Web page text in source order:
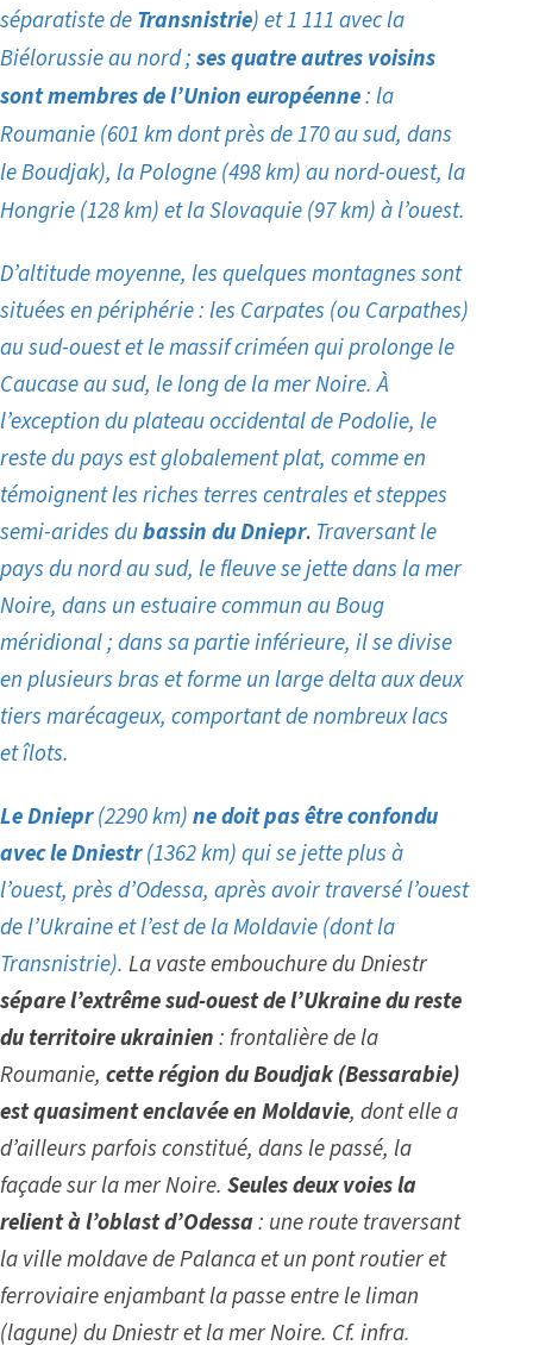
séparatiste deTransnistrie) et 1 111 avec la
Biélorussie au nord ;ses quatre autres voisins
sont membres de l’Union européenne: la
Roumanie (601 km dont près de 170 au sud, dans
le Boudjak), la Pologne (498 km)au nord-ouest, la
Hongrie (128 km) et la Slovaquie (97 km) à l’ouest.
D’altitude moyenne, les quelques montagnes sont
situées en périphérie : les Carpates (ou Carpathes)
au sud-ouest et le massif criméen qui prolonge le
Caucase au sud, le long de la mer Noire. À
l’exception du plateau occidental de Podolie, le
reste du pays est globalement plat, comme en
témoignent les riches terres centrales et steppes
semi-arides dubassin du Dniepr. Traversant le
pays du nord au sud, le fleuve se jette dans la mer
Noire, dans un estuaire commun au Boug
méridional ; dans sa partie inférieure, il se divise
en plusieurs bras et forme un large delta aux deux
tiers marécageux, comportant de nombreux lacs
et îlots.
Le Dniepr(2290 km)ne doit pas être confondu
avecle Dniestr(1362 km) qui se jette plus à
l’ouest, près d’Odessa, après avoir traversé l’ouest
de l’Ukraine et l’est de la Moldavie (dont la
Transnistrie). La vaste embouchure du Dniestr
sépare l’extrême sud-ouest de l’Ukrainedu reste
du territoire ukrainien: frontalière de la
Roumanie, cette région du Boudjak (Bessarabie)
estquasiment enclavée en Moldavie, dont elle a
d’ailleurs parfois constitué, dans le passé, la
façade sur la mer Noire. Seules deux voies la
relient à l’oblast d’Odessa: une route traversant
la ville moldave de Palancaet un pont routier et
ferroviaire enjambant la passe entre le liman
(lagune) du Dniestr et la mer Noire. Cf. infra.